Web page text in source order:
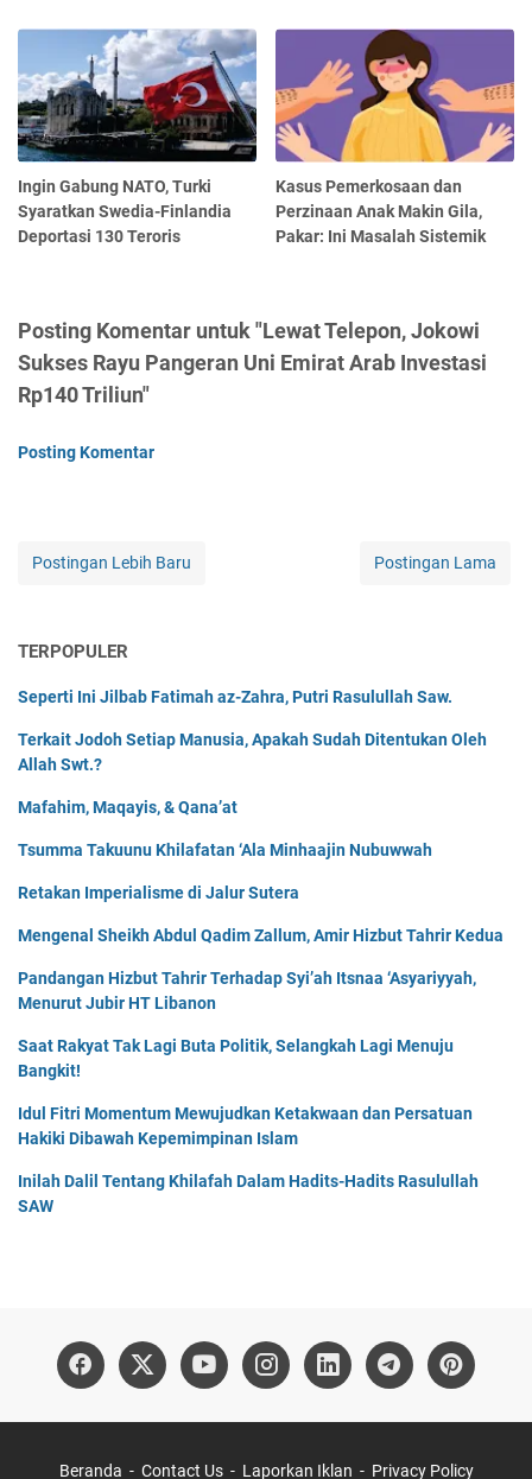
Ingin Gabung NATO, Turki
Syaratkan Swedia-Finlandia
Deportasi 130 Teroris
Kasus Pemerkosaan dan
Perzinaan Anak Makin Gila,
Pakar: Ini Masalah Sistemik
Posting Komentar untuk "Lewat Telepon, Jokowi
Sukses Rayu Pangeran Uni Emirat Arab Investasi
Rp140 Triliun"
Posting Komentar
Postingan Lebih Baru Postingan Lama
TERPOPULER
Seperti Ini Jilbab Fatimah az-Zahra, Putri Rasulullah Saw.
Terkait Jodoh Setiap Manusia, Apakah Sudah Ditentukan Oleh
Allah Swt.?
Mafahim, Maqayis, & Qana’at
Tsumma Takuunu Khilafatan ‘Ala Minhaajin Nubuwwah
Retakan Imperialisme di Jalur Sutera
Mengenal Sheikh Abdul Qadim Zallum, Amir Hizbut Tahrir Kedua
Pandangan Hizbut Tahrir Terhadap Syi’ah Itsnaa ‘Asyariyyah,
Menurut Jubir HT Libanon
Saat Rakyat Tak Lagi Buta Politik, Selangkah Lagi Menuju
Bangkit!
Idul Fitri Momentum Mewujudkan Ketakwaan dan Persatuan
Hakiki Dibawah Kepemimpinan Islam
Inilah Dalil Tentang Khilafah Dalam Hadits-Hadits Rasulullah
SAW
Beranda Contact Us Laporkan Iklan Privacy Policy